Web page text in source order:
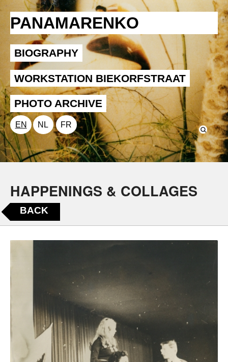
PANAMARENKO
BIOGRAPHY
WORKSTATION BIEKORFSTRAAT
PHOTO ARCHIVE
EN NL FR
HAPPENINGS & COLLAGES
BACK